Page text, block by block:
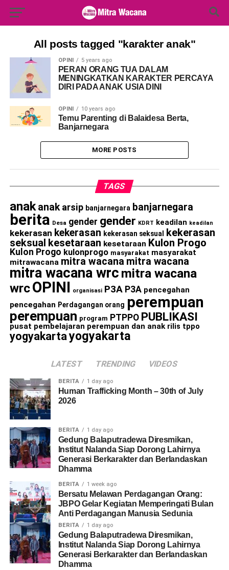
for:
All posts tagged "karakter anak"
OPINI 5 years ago
PERAN ORANG TUA DALAM
MENINGKATKAN KARAKTER PERCAYA
DIRI PADA ANAK USIA DINI
OPINI 10 years ago
Temu Parenting di Balaidesa Berta,
Banjarnegara
MORE POSTS
TAGS
anak anak arsip banjarnegara banjarnegara
berita Desa gender gender KDRT keadilan keadilan
kekerasan kekerasan kekerasan seksual
kekerasan
seksual kesetaraan kesetaraan Kulon Progo
Kulon Progo kulonprogo masyarakat masyarakat
mitrawacana mitra wacana mitra wacana
mitra wacana wrc mitra wacana
wrcOPINI organisasi P3A P3A pencegahan
pencegahan Perdagangan orang perempuan
perempuan program PTPPO PUBLIKASI
pusat pembelajaran perempuan dan anak rilis tppo
yogyakartayogyakarta
LATEST TRENDING VIDEOS
BERITA 1 day ago
Human Trafficking Month – 30th of July
2026
BERITA 1 day ago
Gedung Balaputradewa Diresmikan,
Institut Nalanda Siap Dorong Lahirnya
Generasi Berkarakter dan Berlandaskan
Dhamma
BERITA 1 week ago
Bersatu Melawan Perdagangan Orang:
JBPO Gelar Kegiatan Memperingati Bulan
Anti Perdagangan Manusia Sedunia
BERITA 1 day ago
Gedung Balaputradewa Diresmikan,
Institut Nalanda Siap Dorong Lahirnya
Generasi Berkarakter dan Berlandaskan
Dhamma